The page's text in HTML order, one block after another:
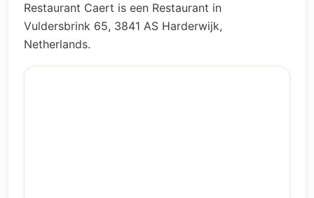
Restaurant Caert is een Restaurant in
Vuldersbrink 65, 3841 AS Harderwijk,
Netherlands.